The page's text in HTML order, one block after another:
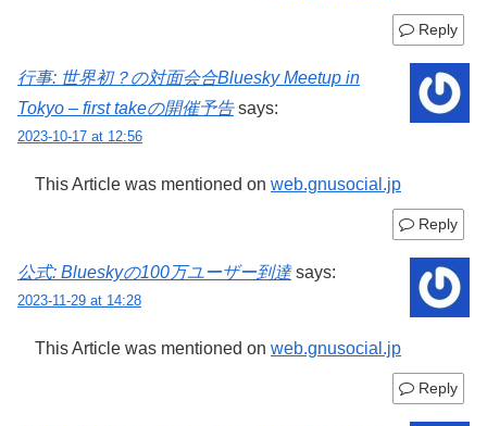
Reply
行事: 世界初？の対面会合Bluesky Meetup in
Tokyo – first takeの開催予告 says:
2023-10-17 at 12:56
This Article was mentioned on web.gnusocial.jp
Reply
公式: Blueskyの100万ユーザー到達 says:
2023-11-29 at 14:28
This Article was mentioned on web.gnusocial.jp
Reply